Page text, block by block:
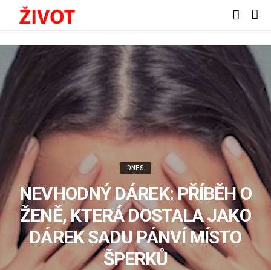
DNES
NEVHODNÝ DÁREK: PŘÍBĚH O
ŽENĚ, KTERÁ DOSTALA JAKO
DÁREK SADU PÁNVÍ MÍSTO
ŠPERKŮ